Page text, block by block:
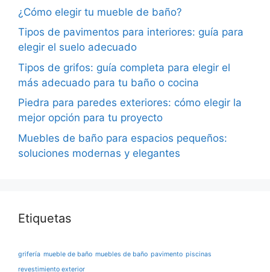
¿Cómo elegir tu mueble de baño?
Tipos de pavimentos para interiores: guía para
elegir el suelo adecuado
Tipos de grifos: guía completa para elegir el
más adecuado para tu baño o cocina
Piedra para paredes exteriores: cómo elegir la
mejor opción para tu proyecto
Muebles de baño para espacios pequeños:
soluciones modernas y elegantes
Etiquetas
grifería mueble de baño muebles de baño pavimento piscinas
revestimiento exterior